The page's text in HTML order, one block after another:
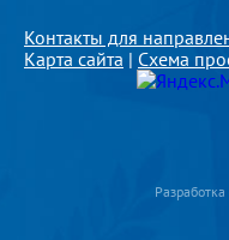
Контакты для
Карта сайта | Схема